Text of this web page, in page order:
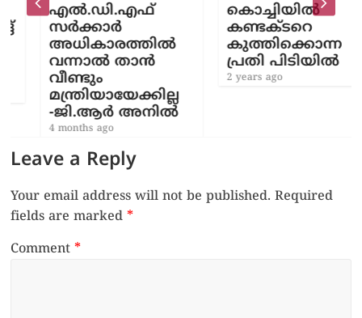
എല്‍.ഡി.എഫ്
സര്‍ക്കാര്‍
അധികാരത്തില്‍
വന്നാല്‍ താന്‍
വീണ്ടും
മന്ത്രിയായേക്കില്ല
-ജി.ആര്‍ അനില്‍
4 months ago
കൊച്ചിയില്‍
കണ്ടക്ടറെ
കുത്തിക്കൊന്ന
പ്രതി പിടിയിൽ
2 years ago
Leave a Reply
Your email address will not be published. Required
fields are marked*
Comment*